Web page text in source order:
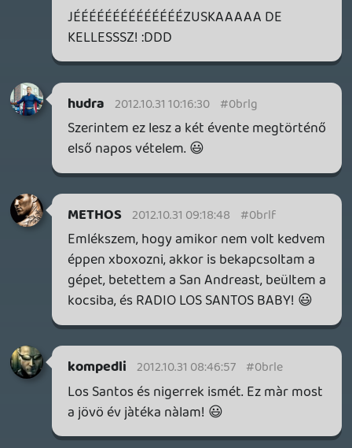
katsazoli 2012.10.30 21:59:40 #0brl6
Remélem a multit teljesen kihagyják.
Laza 2012.10.30 20:48:29
Foksz 2012.10.30 20:51:19 #0brl5
Seggphone:D
Laza 2012.10.30 20:49:39 #0brl4
"iFruit"
Danee 2012.10.30 20:47:21
Laza 2012.10.30 20:48:29 #0brl3
Remélem a multit közel tökélyre csiszolják
... mert ugyan ahhoz képest, hogy a 4.-be
tettek először, egész jó volt (legalábbis a
játékmódok mindenképpen), a
megvalósítás azért hagyott maga után
kívánnivalót (netkód).
Maffia Work és Team Maffia Work RULEZ!
🙂